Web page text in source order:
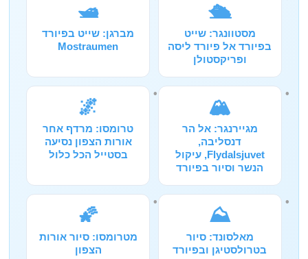
🛳️
מסטוונגר: שייט
בפיורד אל פיורד ליסה
ופריקסטולן
🛥️
מברגן: שייט בפיורד
Mostraumen
🏔️
מגיירנגר: אל הר
דנסליבה,
Flydalsjuvet, עיקול
הנשר וסיור בפיורד
🌌
טרומסו: מרדף אחר
אורות הצפון נסיעה
בסטייל הכל כלול
⛰️
מאלסונד: סיור
בטרולסטיגן ובפיורד
🌠
מטרומסו: סיור אורות
הצפון